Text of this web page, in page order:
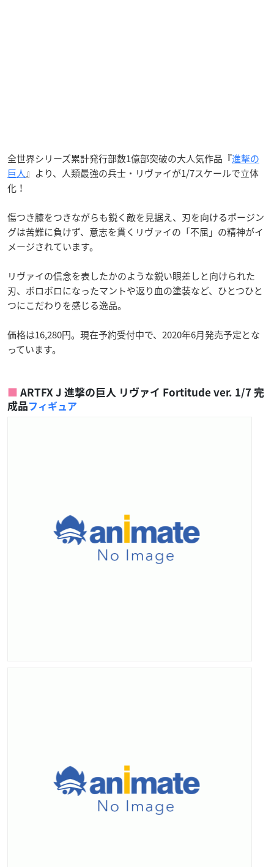
全世界シリーズ累計発行部数1億部突破の大人気作品『進撃の
巨人』より、人類最強の兵士・リヴァイが1/7スケールで立体
化！
傷つき膝をつきながらも鋭く敵を見据え、刃を向けるポージン
グは苦難に負けず、意志を貫くリヴァイの「不屈」の精神がイ
メージされています。
リヴァイの信念を表したかのような鋭い眼差しと向けられた
刃、ボロボロになったマントや返り血の塗装など、ひとつひと
つにこだわりを感じる逸品。
価格は16,280円。現在予約受付中で、2020年6月発売予定とな
っています。
ARTFX J 進撃の巨人 リヴァイ Fortitude ver. 1/7 完
成品フィギュア